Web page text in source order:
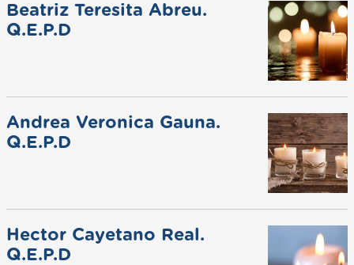
Beatriz Teresita Abreu.
Q.E.P.D
Andrea Veronica Gauna.
Q.E.P.D
Hector Cayetano Real.
Q.E.P.D